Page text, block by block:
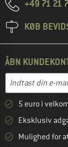
+49 71 21
KØB
ÅBN
E-mail-adresse
Indtast din e-
5 euro i
Eksklusiv
Mulighed for